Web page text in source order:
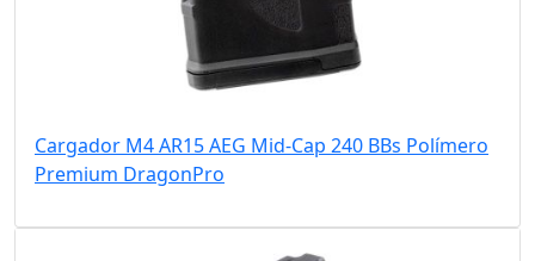
Cargador M4 AR15 AEG Mid-Cap 240 BBs Polímero
Premium DragonPro